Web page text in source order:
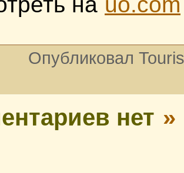
Опубликовал
нет »